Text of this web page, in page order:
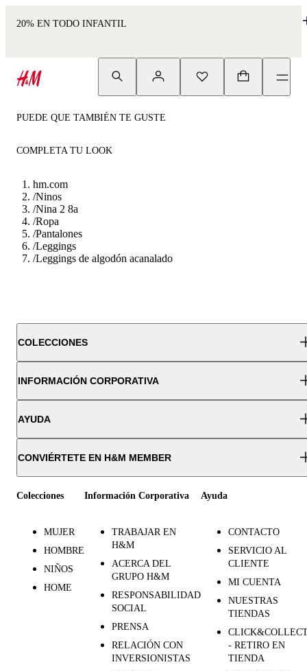
20% EN TODO INFANTIL
PUEDE QUE TAMBIÉN TE GUSTE
COMPLETA TU LOOK
hm.com
/Ninos
/Nina 2 8a
/Ropa
/Pantalones
/Leggings
/Leggings de algodón acanalado
COLECCIONES
INFORMACIÓN CORPORATIVA
AYUDA
CONVIÉRTETE EN H&M MEMBER
Colecciones
MUJER
HOMBRE
NIÑOS
HOME
Información Corporativa
TRABAJAR EN
H&M
ACERCA DEL
GRUPO H&M
RESPONSABILIDAD
SOCIAL
PRENSA
RELACIÓN CON
INVERSIONISTAS
Ayuda
CONTACTO
SERVICIO AL
CLIENTE
MI CUENTA
NUESTRAS
TIENDAS
- RETIRO EN
TIENDA